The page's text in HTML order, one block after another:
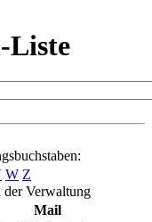
Liste
W Z
der Verwaltung
Mail